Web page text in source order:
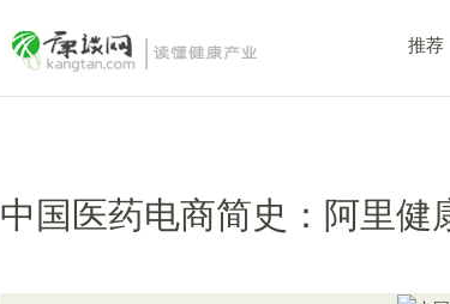
推荐
中国医药电商简史：阿里健